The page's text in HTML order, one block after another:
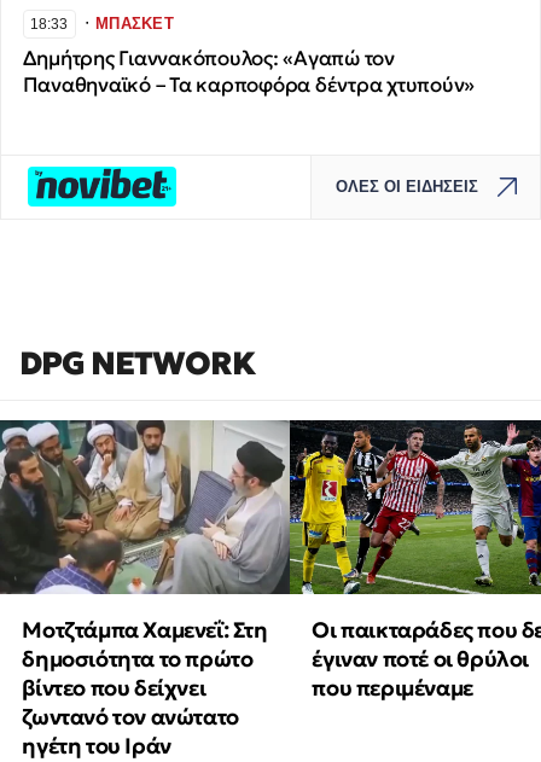
18:33 ∙ΜΠΑΣΚΕΤ
Δημήτρης Γιαννακόπουλος: «Αγαπώ τον
Παναθηναϊκό – Τα καρποφόρα δέντρα χτυπούν»
ΟΛΕΣ ΟΙ ΕΙΔΗΣΕΙΣ
DPG NETWORK
Μοτζτάμπα Χαμενεΐ: Στη
δημοσιότητα το πρώτο
βίντεο που δείχνει
ζωντανό τον ανώτατο
ηγέτη του Ιράν
Οι παικταράδες που
έγιναν ποτέ οι θρύλοι
που περιμέναμε